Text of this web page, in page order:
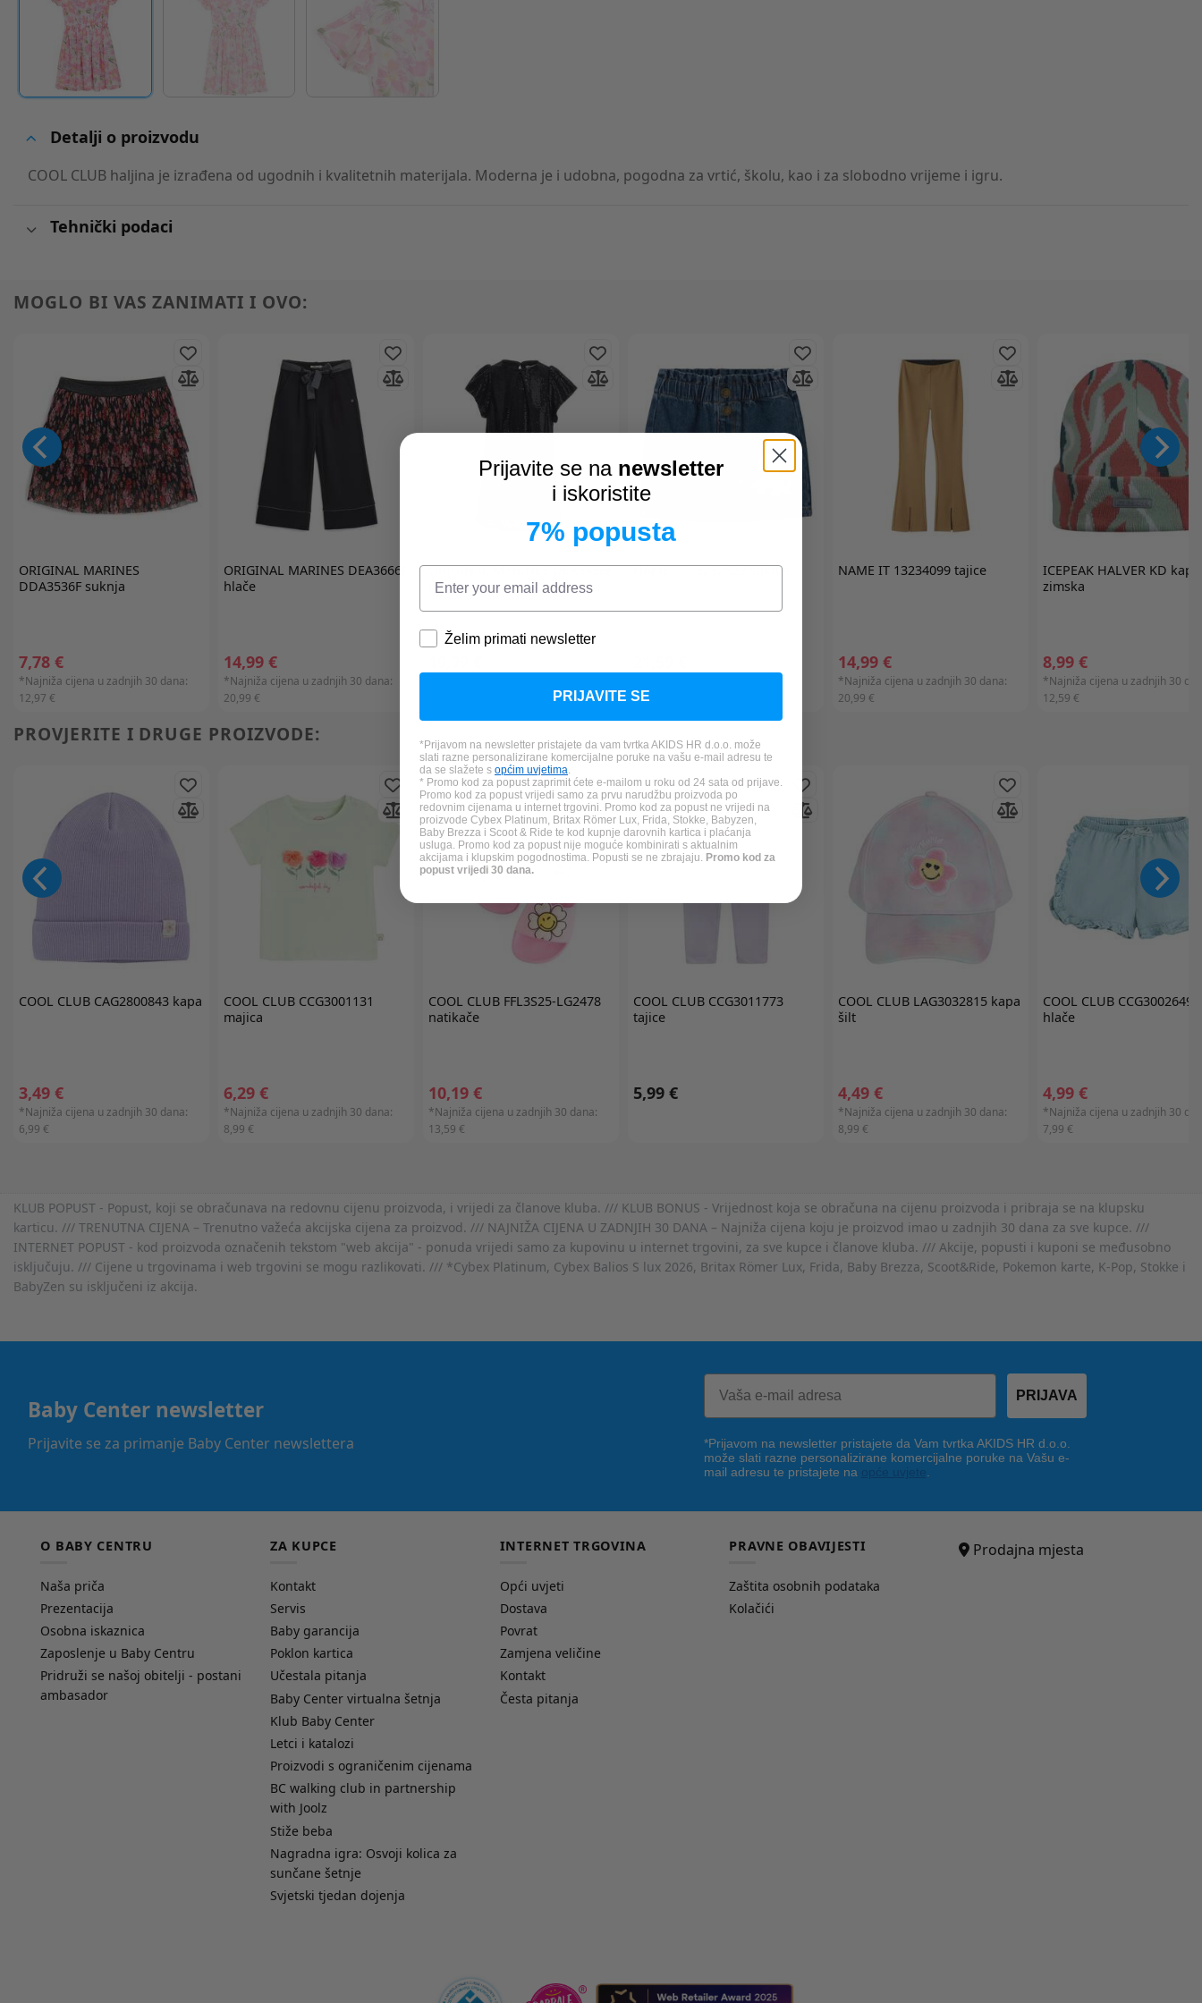
Detalji o proizvodu
COOL CLUB haljina je izrađena od ugodnih i kvalitetnih materijala. Moderna je i udobna, pogodna za vrtić, školu, kao i za slobodno vrijeme i igru.
Tehnički podaci
MOGLO BI VAS ZANIMATI I OVO:
ORIGINAL MARINES
DDA3536F suknja
7,78 €
*Najniža cijena u zadnjih 30 dana:
12,97 €
ORIGINAL MARINES DEA3666F
hlače
14,99 €
*Najniža cijena u zadnjih 30 dana:
20,99 €
ORIGINAL MARINESDEA3658F
haljina
NAME IT13232622 suknja
26,99 €
NAME IT13234099 tajice
14,99 €
*Najniža cijena u zadnjih 30 dana:
20,99 €
ICEPEAK HALVER KD kapa
zimska
8,99 €
*Najniža cijena u zadnjih 30
12,59 €
PROVJERITE I DRUGE PROIZVODE:
COOL CLUBCAG2800843 kapa
3,49 €
*Najniža cijena u zadnjih 30 dana:
6,99 €
COOL CLUB CCG3001131
majica
6,29 €
*Najniža cijena u zadnjih 30 dana:
8,99 €
COOL CLUB FFL3S25-LG2478
natikače
10,19 €
*Najniža cijena u zadnjih 30 dana:
13,59 €
COOL CLUBCCG3011773
tajice
5,99 €
COOL CLUBLAG3032815 kapa
šilt
4,49 €
*Najniža cijena u zadnjih 30 dana:
8,99 €
COOL CLUB CCG3002649
hlače
4,99 €
*Najniža cijena u zadnjih 30
7,99 €
KLUB POPUST - Popust, koji se obračunava na redovnu cijenu proizvoda, i vrijedi za članove kluba. /// KLUB BONUS - Vrijednost koja se obračuna na cijenu proizvoda i pribraja se na klupsku
karticu. /// TRENUTNA CIJENA – Trenutno važeća akcijska cijena za proizvod. /// NAJNIŽA CIJENA U ZADNJIH 30 DANA – Najniža cijena koju je proizvod imao u zadnjih 30 dana za sve kupce. ///
INTERNET POPUST - kod proizvoda označenih tekstom "web akcija" - ponuda vrijedi samo za kupovinu u internet trgovini, za sve kupce i članove kluba. /// Akcije, popusti i kuponi se međusobno
isključuju. /// Cijene u trgovinama i web trgovini se mogu razlikovati. /// *Cybex Platinum, Cybex Balios S lux 2026, Britax Römer Lux, Frida, Baby Brezza, Scoot&Ride, Pokemon karte, K-Pop, Stokke i
BabyZen su isključeni iz akcija.
Baby Center newsletter
Prijavite se za primanje Baby Center newslettera
PRIJAVA
*Prijavom na newsletter pristajete da Vam tvrtka AKIDS HR d.o.o.
može slati razne personalizirane komercijalne poruke na Vašu e-
mail adresu te pristajete na
.
O BABY CENTRU
Naša priča
Prezentacija
Osobna iskaznica
Zaposlenje u Baby Centru
Pridruži se našoj obitelji - postani
ambasador
ZA KUPCE
Kontakt
Servis
Baby garancija
Poklon kartica
Učestala pitanja
Baby Center virtualna šetnja
Klub Baby Center
Letci i katalozi
Proizvodi s ograničenim cijenama
BC walking club in partnership
with Joolz
Stiže beba
Nagradna igra: Osvoji kolica za
sunčane šetnje
Svjetski tjedan dojenja
INTERNET TRGOVINA
Opći uvjeti
Dostava
Povrat
Zamjena veličine
Kontakt
Česta pitanja
PRAVNE OBAVIJESTI
Zaštita osobnih podataka
Kolačići
Prodajna mjesta
Prijavite se na newsletter
i iskoristite
7% popusta
Želim primati newsletter
PRIJAVITE SE
*Prijavom na newsletter pristajete da vam tvrtka AKIDS HR d.o.o. može
slati razne personalizirane komercijalne poruke na vašu e-mail adresu te
da se slažete s općim uvjetima
* Promo kod za popust zaprimit ćete e-mailom u roku od 24 sata od prijave.
Promo kod za popust vrijedi samo za prvu narudžbu proizvoda po
redovnim cijenama u internet trgovini. Promo kod za popust ne vrijedi na
proizvode Cybex Platinum, Britax Römer Lux, Frida, Stokke, Babyzen,
Baby Brezza i Scoot & Ride te kod kupnje darovnih kartica i plaćanja
usluga. Promo kod za popust nije moguće kombinirati s aktualnim
akcijama i klupskim pogodnostima. Popusti se ne zbrajaju. Promo kod za
popust vrijedi 30 dana.